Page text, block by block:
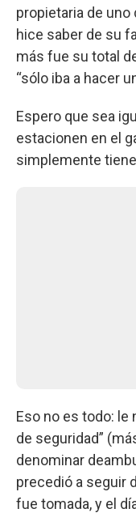
propietaria de
hice saber de su
más fue su total
“sólo iba a hacer
Espero que sea
estacionen en el
simplemente
Eso no es todo: le
de seguridad”
denominar
precedió a seguir
fue tomada, y el